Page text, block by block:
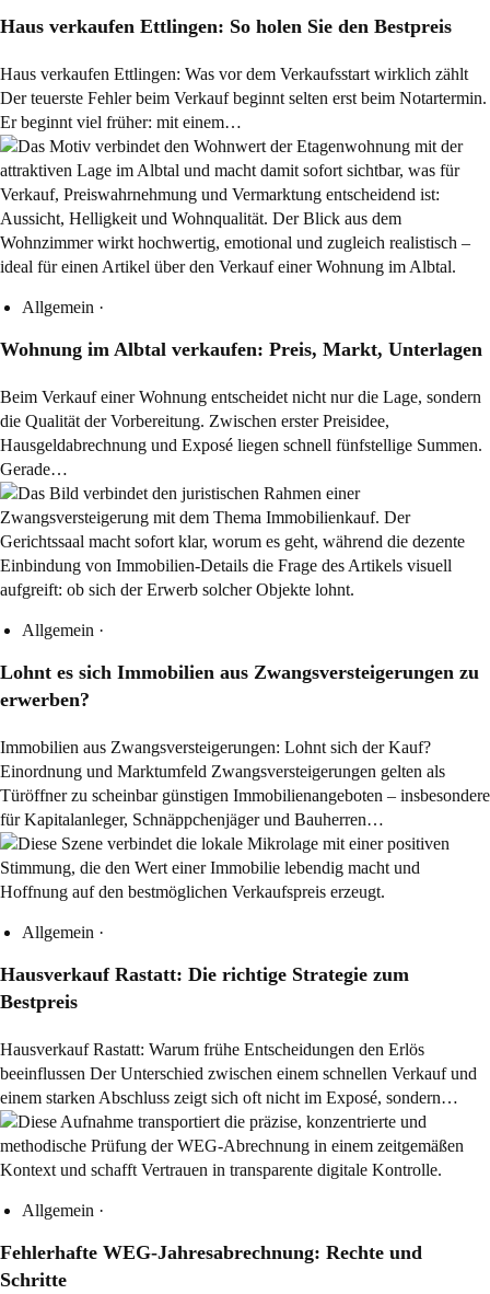
Haus verkaufen Ettlingen: So holen Sie den Bestpreis
Haus verkaufen Ettlingen: Was vor dem Verkaufsstart wirklich zählt
Der teuerste Fehler beim Verkauf beginnt selten erst beim Notartermin.
Er beginnt viel früher: mit einem…
Allgemein ·
Wohnung im Albtal verkaufen: Preis, Markt, Unterlagen
Beim Verkauf einer Wohnung entscheidet nicht nur die Lage, sondern
die Qualität der Vorbereitung. Zwischen erster Preisidee,
Hausgeldabrechnung und Exposé liegen schnell fünfstellige Summen.
Gerade…
Allgemein ·
Lohnt es sich Immobilien aus Zwangsversteigerungen zu
erwerben?
Immobilien aus Zwangsversteigerungen: Lohnt sich der Kauf?
Einordnung und Marktumfeld Zwangsversteigerungen gelten als
Türöffner zu scheinbar günstigen Immobilienangeboten – insbesondere
für Kapitalanleger, Schnäppchenjäger und Bauherren…
Allgemein ·
Hausverkauf Rastatt: Die richtige Strategie zum
Bestpreis
Hausverkauf Rastatt: Warum frühe Entscheidungen den Erlös
beeinflussen Der Unterschied zwischen einem schnellen Verkauf und
einem starken Abschluss zeigt sich oft nicht im Exposé, sondern…
Allgemein ·
Fehlerhafte WEG-Jahresabrechnung: Rechte und
Schritte